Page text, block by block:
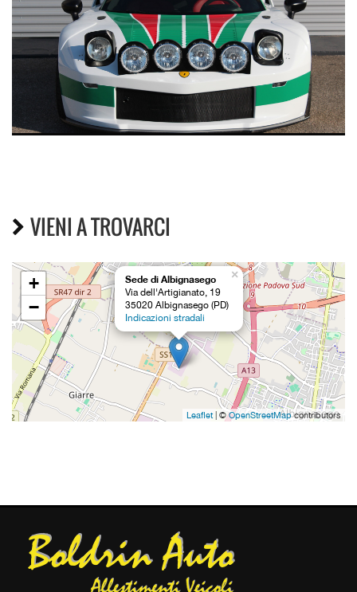
VIENI A TROVARCI
Sede di Albignasego
Via dell'Artigianato, 19
35020 Albignasego (PD)
Indicazioni stradali
×
+
−
Leaflet| ©OpenStreetMapcontributors
Cookie per il miglioramento dell'esperienza utente
Cookie analitici
Cookie di marketing
policy
le
impostazioni